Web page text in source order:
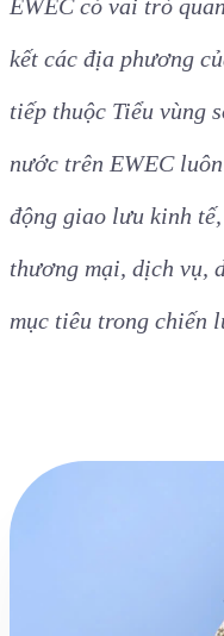
Đoàn Famtrip thăm
tịch Hồ Chí Minh
Nakhon Phanom là
Chí Minh ở Thái Lan.
tượng của sự hợp
kết các địa phương
tiếp thuộc Tiểu vùng
nước trên EWEC